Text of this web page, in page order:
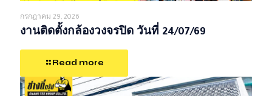
กรกฎาคม 29, 2026
งานติดตั้งกล้องวงจรปิด วันที่ 24/07/69
Read more